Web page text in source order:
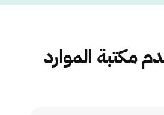
مكتبة الموارد